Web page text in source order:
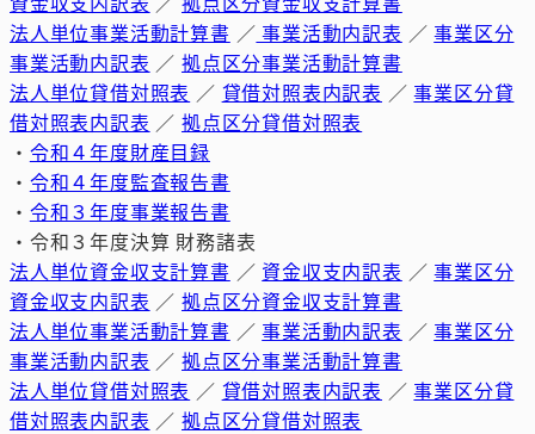
法人単位事業活動計算書 ／ 事業活動内訳表 ／事業区分
事業活動内訳表 ／拠点区分事業活動計算書
法人単位貸借対照表 ／ 貸借対照表内訳表 ／事業区分貸
借対照表内訳表 ／拠点区分貸借対照表
・ 令和４年度財産目録
・ 令和４年度監査報告書
・ 令和３年度事業報告書
・令和３年度決算 財務諸表
法人単位資金収支計算書 ／ 資金収支内訳表 ／事業区分
資金収支内訳表 ／拠点区分資金収支計算書
法人単位事業活動計算書 ／事業活動内訳表 ／事業区分
事業活動内訳表 ／拠点区分事業活動計算書
法人単位貸借対照表 ／ 貸借対照表内訳表 ／事業区分貸
借対照表内訳表 ／拠点区分貸借対照表